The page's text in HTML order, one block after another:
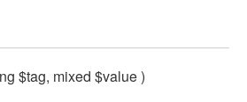
$tag, mixed $value )